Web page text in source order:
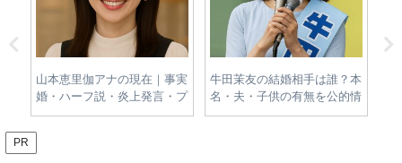
山本恵里伽アナの現在｜事実
婚・ハーフ説・炎上発言・プ
ロフィールをわかりやすく整
理
牛田茉友の結婚相手は誰？本
名・夫・子供の有無を公的情
報から調査
PR